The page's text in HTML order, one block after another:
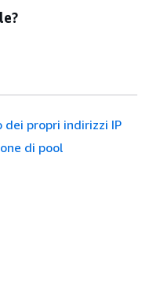
dei propri indirizzi IP
di pool